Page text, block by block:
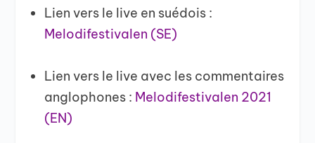
Lien vers le live en suédois :
Melodifestivalen (SE)
Lien vers le live avec les commentaires
anglophones : Melodifestivalen 2021
(EN)